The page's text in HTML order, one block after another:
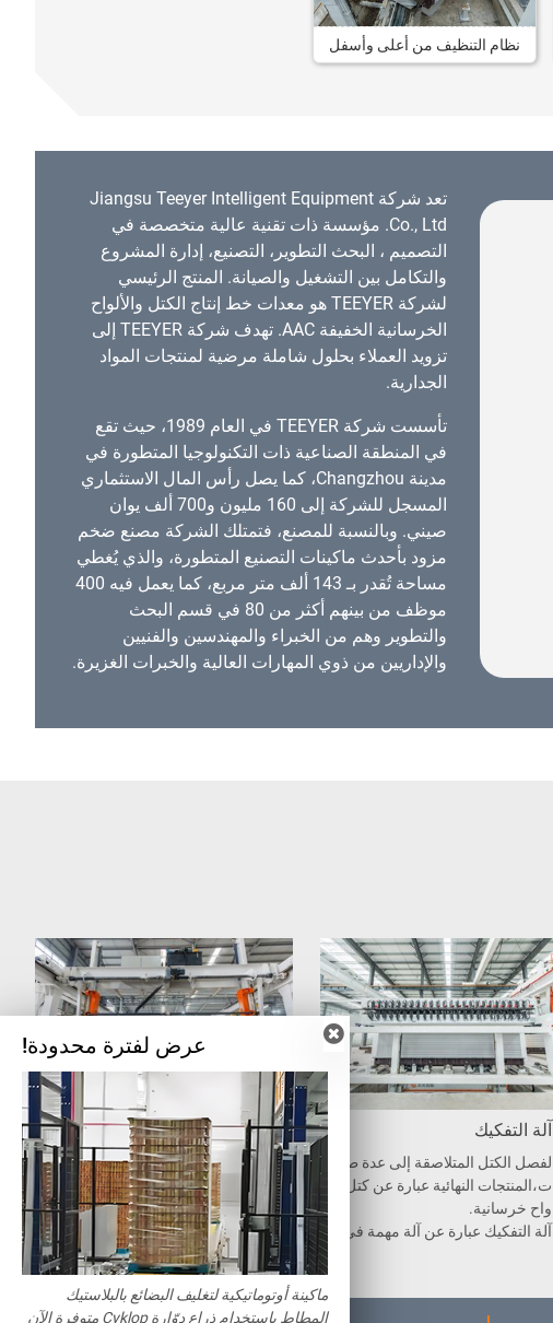
نظام التنظيف من أعلى وأسفل
تعد شركة Jiangsu Teeyer Intelligent Equipment
Co., Ltd. مؤسسة ذات تقنية عالية متخصصة في
التصميم ، البحث التطوير، التصنيع، إدارة المشروع
والتكامل بين التشغيل والصيانة. المنتج الرئيسي
لشركة TEEYER هو معدات خط إنتاج الكتل والألواح
الخرسانية الخفيفة AAC. تهدف شركة TEEYER إلى
تزويد العملاء بحلول شاملة مرضية لمنتجات المواد
الجدارية.
تأسست شركة TEEYER في العام 1989، حيث تقع
في المنطقة الصناعية ذات التكنولوجيا المتطورة في
مدينة Changzhou، كما يصل رأس المال الاستثماري
المسجل للشركة إلى 160 مليون و700 ألف يوان
صيني. وبالنسبة للمصنع، فتمتلك الشركة مصنع ضخم
مزود بأحدث ماكينات التصنيع المتطورة، والذي يُغطي
مساحة تُقدر بـ 143 ألف متر مربع، كما يعمل فيه 400
موظف من بينهم أكثر من 80 في قسم البحث
والتطوير وهم من الخبراء والمهندسين والفنيين
والإداريين من ذوي المهارات العالية والخبرات الغزيرة.
آلة التفكيك
لفصل الكتل المتلاصقة إلى عدة طبقا
ت،المنتجات النهائية عبارة عن كتل وأل
واح خرسانية.
آلة التفكيك عبارة عن آلة مهمة في آلا
رافعة المنتجات النهائية
سيتم رفع المنتجات النهائية برافعة الت
ثبيت، لترك الجدار الجانبي خلفه، وسو
ف يتم نقل الجدار الجانبي إلى خطوة ا
لإنتاج القادمة. يجب وضع الكتل على م
كبس الكتل المتحركة، يتم وضع الألواح
على ناقل الألواح.
عرض لفترة محدودة!
ماكينة أوتوماتيكية لتغليف البضائع بالبلاستيك
المطاط باستخدام ذراع دوّارة Cyklop متوفرة الآن